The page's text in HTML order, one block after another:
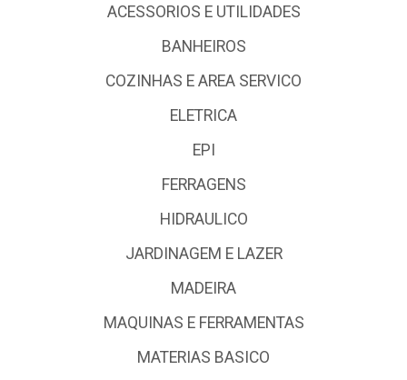
ACESSORIOS E UTILIDADES
BANHEIROS
COZINHAS E AREA SERVICO
ELETRICA
EPI
FERRAGENS
HIDRAULICO
JARDINAGEM E LAZER
MADEIRA
MAQUINAS E FERRAMENTAS
MATERIAS BASICO